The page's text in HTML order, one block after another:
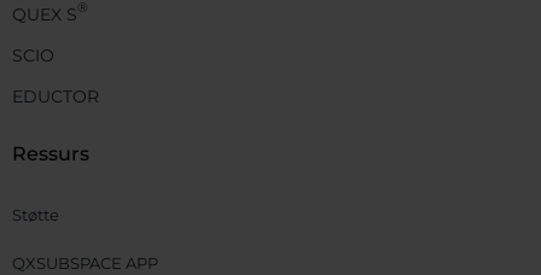
QUEX S®
SCIO
EDUCTOR
Ressurs
Støtte
QXSUBSPACE APP